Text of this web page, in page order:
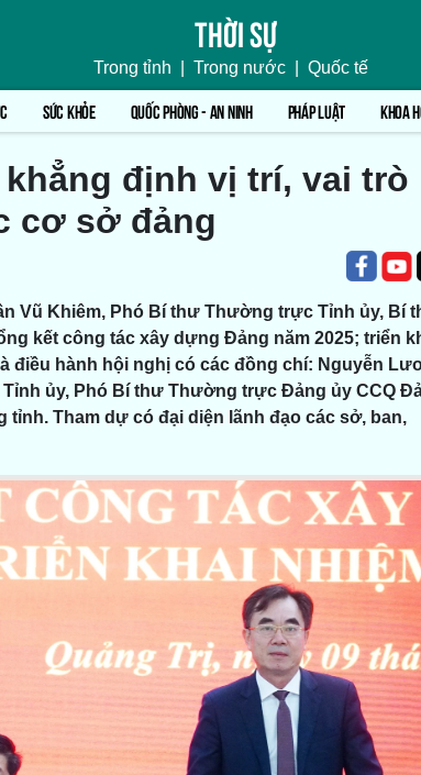
Thời sự
Trong tỉnh Trong nước Quốc tế
SỨC KHỎE QUỐC PHÒNG - AN NINH PHÁP LUẬT KHOA
định vị trí, vai trò
cơ sở đảng
Vũ Khiêm, Phó Bí thư Thường trực Tỉnh ủy, Bí
kết công tác xây dựng Đảng năm 2025; triển
điều hành hội nghị có các đồng chí: Nguyễn
ủy, Phó Bí thư Thường trực Đảng ủy CCQ
Tham dự có đại diện lãnh đạo các sở, ban,